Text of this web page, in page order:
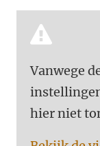
Vanwege
hier niet